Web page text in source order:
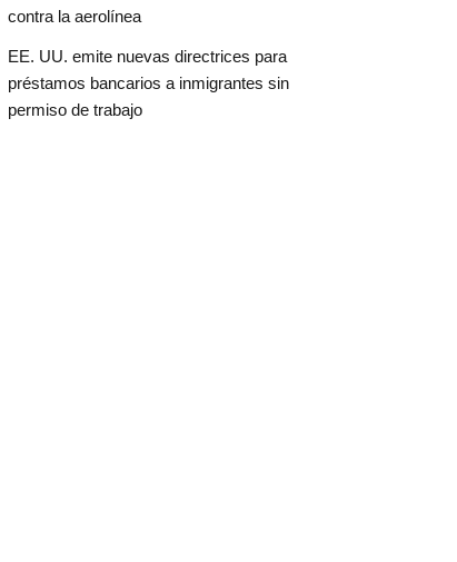
contra la aerolínea
EE. UU. emite nuevas directrices para
préstamos bancarios a inmigrantes sin
permiso de trabajo